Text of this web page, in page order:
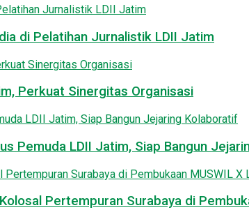
di Pelatihan Jurnalistik LDII Jatim
Perkuat Sinergitas Organisasi
Pemuda LDII Jatim, Siap Bangun
Pertempuran Surabaya di